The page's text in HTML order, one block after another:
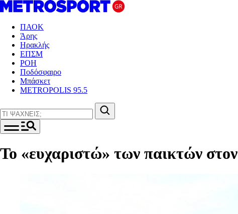
ΠΑΟΚ
Άρης
Ηρακλής
ΕΠΣΜ
ΡΟΗ
Ποδόσφαιρο
Μπάσκετ
METROPOLIS 95.5
Το «ευχαριστώ» των παικτών